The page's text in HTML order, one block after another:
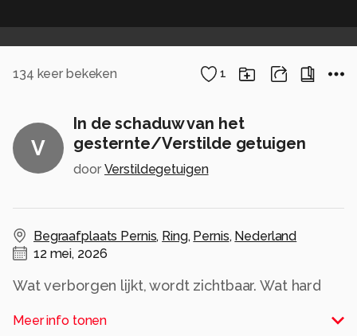
134 keer bekeken 1
V
In de schaduw van het
gesternte/Verstilde getuigen
door Verstildegetuigen
Begraafplaats Pernis, Ring, Pernis, Nederland
12 mei, 2026
Wat verborgen lijkt, wordt zichtbaar. Wat hard
poëzie.
Meer info tonen